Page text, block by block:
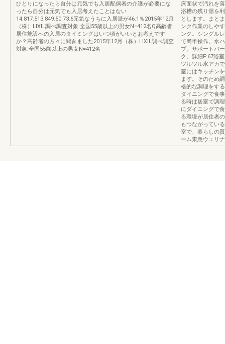
ひとりになったら自分は元気でも入居配偶者の介護が必要にな
ったら自分は元気でも入居考えたことはない
14.817.513.849.50.73.6元気なうちに入居派が46.1％2015年12月
（株）LIXIL調べ調査対象:全国55歳以上の男女N=412名Q高齢者
居住施設への入居のタイミングはいつ頃がいいとお考えです
か？高齢者の方々に聞きました2015年12月（株）LIXIL調べ調査
対象:全国55歳以上の男女N=412名
床面状で汚れを
浴槽の残り湯を
とします。まと
ンク作業のしや
ンク。シングル
で簡単操作。水
プ。サポートバ
ク。詳細P.67浴
ツルツル水アカ
室にはキッチン
ます。そのため
格的な調理をす
ダイニングで食
る時は居室で調
にダイニングで
る環境が居住者
もつながってい
室で、暮らしの
ーム東急ウェリ